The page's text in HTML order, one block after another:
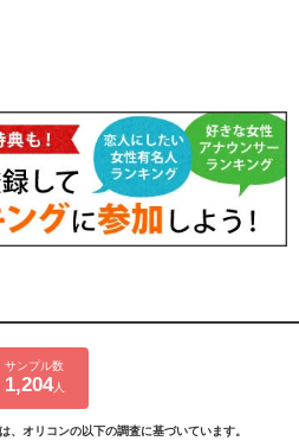
サンプル数
1,204人
、オリコンの以下の調査に基づいています。